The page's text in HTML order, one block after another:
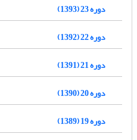
دوره 23 (1393)
دوره 22 (1392)
دوره 21 (1391)
دوره 20 (1390)
دوره 19 (1389)